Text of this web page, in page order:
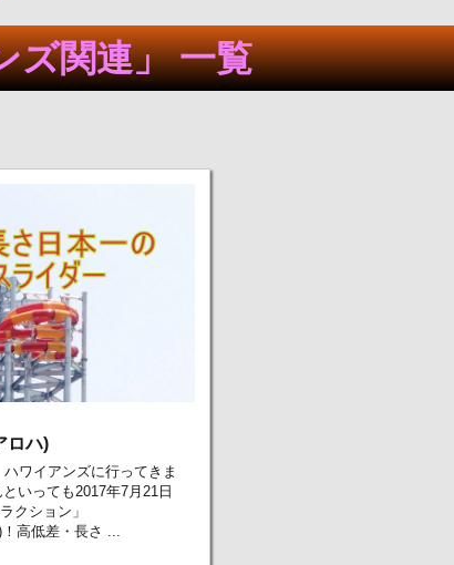
ズ関連」 一覧
ロハ)
ワイアンズに行ってきま
いっても2017年7月21日
クション」
高低差・長さ ...